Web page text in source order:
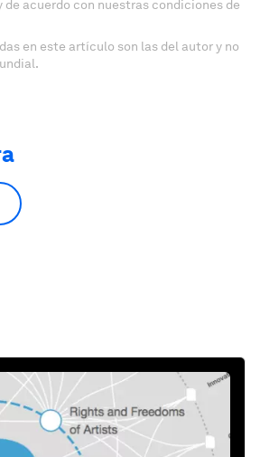
de acuerdo con nuestras condiciones de
en este artículo son las del autor y no